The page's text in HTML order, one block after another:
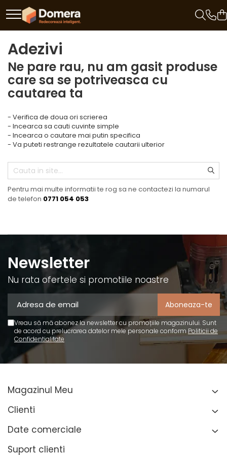
Parchet
Parchet SPC
Riflaje Decorative
Riflaj exterior
Riflaje Interioare
Glafuri
Glafuri Interioare
Glafuri Exterioare
Plinte, Plinte PVC, Plinte MDF
Plinte PVC
Plinte MDF Premium
Accesorii Plinte
Terminatii Plinta
Colt Exterior Plinta
Colt Interior Plinta
Imbinare Plinta
Accesorii
Accesorii Lambriuri
Accesorii Riflaje Decorative
Accesorii Universale
Capac Glaf Interior
Izolatie Parchet
Prag de trecere
Profile Decorative Fatada
Lambriuri
Lambriuri PVC
Lambriuri Premium
Panouri Decorative
Panouri Decorative SPC
Panouri Decorative
Premium
Adezivi
Ne pare rau, nu am gasit produse
care sa se potriveasca cu
cautarea ta
- Verifica de doua ori scrierea
- Incearca sa cauti cuvinte simple
- Incearca o cautare mai putin specifica
- Va puteti restrange rezultatele cautarii ulterior
Pentru mai multe informatii te rog sa ne contactezi la numarul
de telefon 0771 054 053
Newsletter
Nu rata ofertele si promotiile noastre
Vreau să mă abonez la newsletter cu promoțiile magazinului. Sunt
de acord cu prelucrarea datelor mele personale conform Politicii de
Confidentialitate
Magazinul Meu
Clienti
Date comerciale
Suport clienti